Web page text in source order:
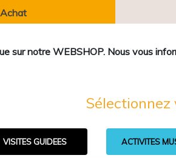
Achat
sur notre WEBSHOP. Nous vous
VISITES GUIDEES ACTIVITES